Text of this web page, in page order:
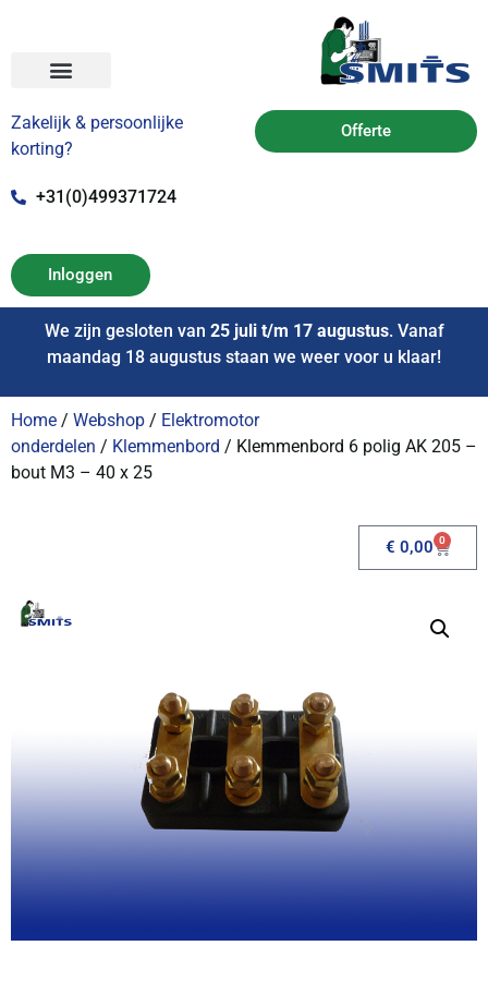
Zakelijk & persoonlijke
korting?
+31(0)499371724
Offerte
Inloggen
We zijn gesloten van 25 juli t/m 17 augustus. Vanaf
maandag 18 augustus staan we weer voor u klaar!
Home / Webshop / Elektromotor
onderdelen / Klemmenbord / Klemmenbord 6 polig AK 205 –
bout M3 – 40 x 25
€ 0,00 0